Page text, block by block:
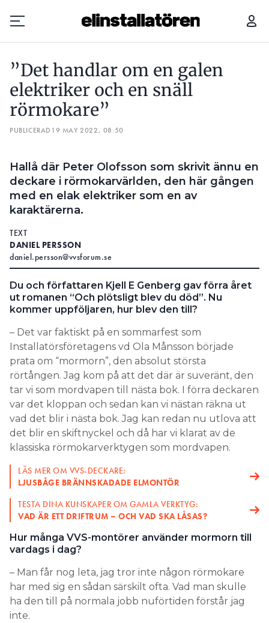
Prenumerera
Hantera prenumeration
Annonsera
Läs E-tidningen
Om tidningen
Kontakt
Personuppgifter
Search for:
SEARCH
”Det handlar om en galen
elektriker och en snäll
rörmokare”
PUBLICERAD 19 MAY 2022, 08:50
Hallå där Peter Olofsson som skrivit ännu en
deckare i rörmokarvärlden, den här gången
med en elak elektriker som en av
karaktärerna.
TEXT
DANIEL PERSSON
daniel.persson@vvsforum.se
Du och författaren Kjell E Genberg gav förra året
ut romanen “Och plötsligt blev du död”. Nu
kommer uppföljaren, hur blev den till?
– Det var faktiskt på en sommarfest som
Installatörsföretagens vd Ola Månsson började
prata om “mormorn”, den absolut största
rörtången. Jag kom på att det där är suveränt, den
tar vi som mordvapen till nästa bok. I förra deckaren
var det kloppan och sedan kan vi nästan räkna ut
vad det blir i nästa bok. Jag kan redan nu utlova att
det blir en skiftnyckel och då har vi klarat av de
klassiska rörmokarverktygen som mordvapen.
LÄS MER OM VVS-DECKARE:
LJUSBÅGE BRÄNNSKADADE ELMONTÖR
TESTA DINA KUNSKAPER OM GAMLA VERKTYG:
VAD ÄR ETT DRIFTRUM – OCH VAD SKA LÅSAS?
Hur många VVS-montörer använder mormorn till
vardags i dag?
– Man får nog leta, jag tror inte någon rörmokare
har med sig en sådan särskilt ofta. Vad man skulle
ha den till på normala jobb nuförtiden förstår jag
inte.